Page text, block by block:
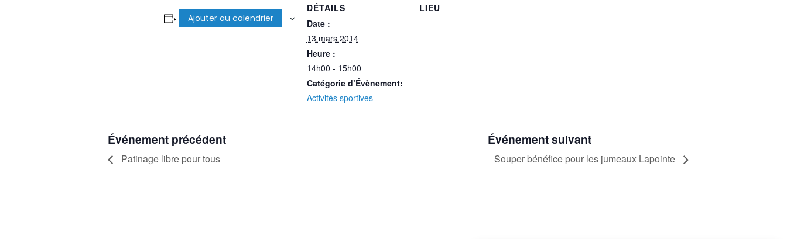
Ajouter au calendrier
DÉTAILS
Date :
13 mars 2014
Heure :
14h00 - 15h00
Catégorie d’Évènement:
Activités sportives
LIEU
Événement précédent
Patinage libre pour tous
Événement suivant
Souper bénéfice pour les jumeaux Lapointe